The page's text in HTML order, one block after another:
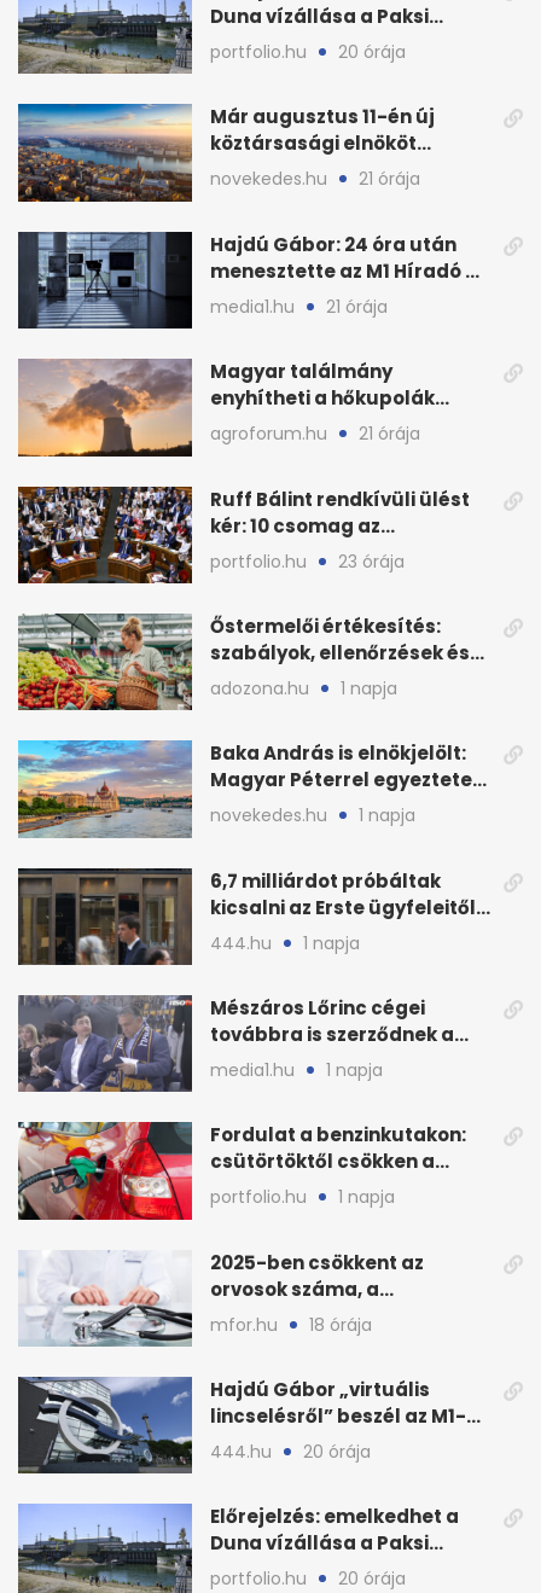
Duna vízállása a Paksi
Atomerőműnél
portfolio.hu 20 órája
Már augusztus 11-én új
köztársasági elnököt
választhat az Országgyűlés
novekedes.hu 21 órája
Hajdú Gábor: 24 óra után
menesztette az M1 Híradó a
főszerkesztőt
media1.hu 21 órája
Magyar találmány
enyhítheti a hőkupolák
miatti extrém hőséget
agroforum.hu 21 órája
Ruff Bálint rendkívüli ülést
kér: 10 csomag az
Országgyűlés előtt
portfolio.hu 23 órája
Őstermelői értékesítés:
szabályok, ellenőrzések és
bírságok a nyáron
adozona.hu 1 napja
Baka András is elnökjelölt:
Magyar Péterrel egyeztetett
a Tisza Pártban
novekedes.hu 1 napja
6,7 milliárdot próbáltak
kicsalni az Erste ügyfeleitől
az első félévben
444.hu 1 napja
Mészáros Lőrinc cégei
továbbra is szerződnek a
közmédiával
media1.hu 1 napja
Fordulat a benzinkutakon:
csütörtöktől csökken a
benzin nagykerára
portfolio.hu 1 napja
2025-ben csökkent az
orvosok száma, a
háziorvosokra még több
mfor.hu 18 órája
Hajdú Gábor „virtuális
lincselésről” beszél az M1-
ből kirúgása után
444.hu 20 órája
Előrejelzés: emelkedhet a
Duna vízállása a Paksi
Atomerőműnél
portfolio.hu 20 órája